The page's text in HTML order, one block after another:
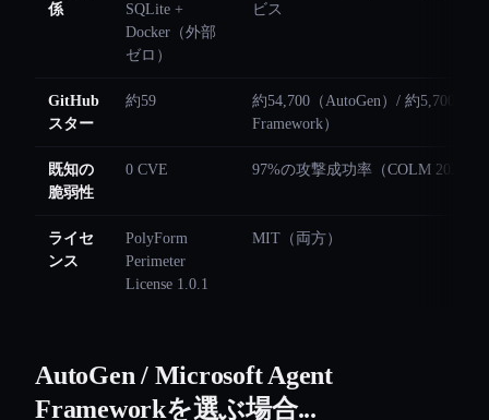
係
SQLite +
Docker（外部
ゼロ）
ビス
GitHub
スター
約59
約54,700（AutoGen）/ 約5,700（
Framework）
既知の
脆弱性
0 CVE 97%の攻撃成功率（COLM 2025研
ライセ
ンス
PolyForm
Perimeter
License 1.0.1
MIT（両方）
AutoGen / Microsoft Agent
Frameworkを選ぶ場合...